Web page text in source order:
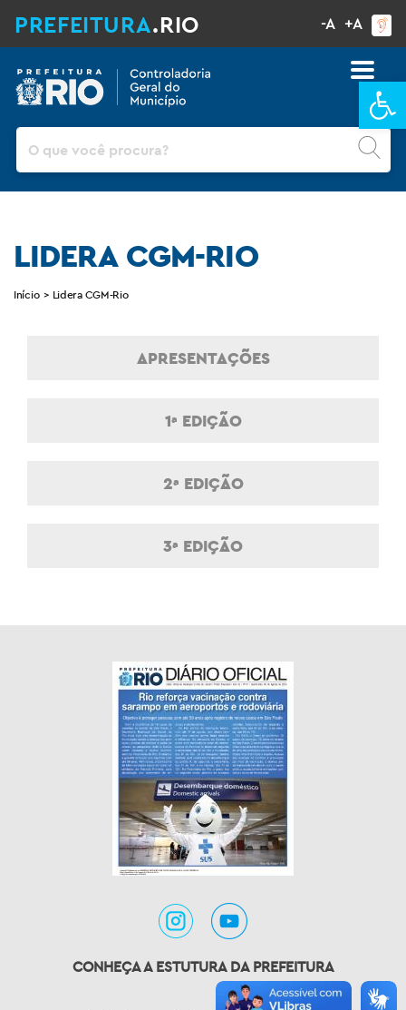
PREFEITURA.RIO -A +A
Pesquisar
LIDERA CGM-RIO
Início > Lidera CGM-Rio
APRESENTAÇÕES
1ª EDIÇÃO
2ª EDIÇÃO
3ª EDIÇÃO
CONHEÇA A ESTUTURA DA PREFEITURA